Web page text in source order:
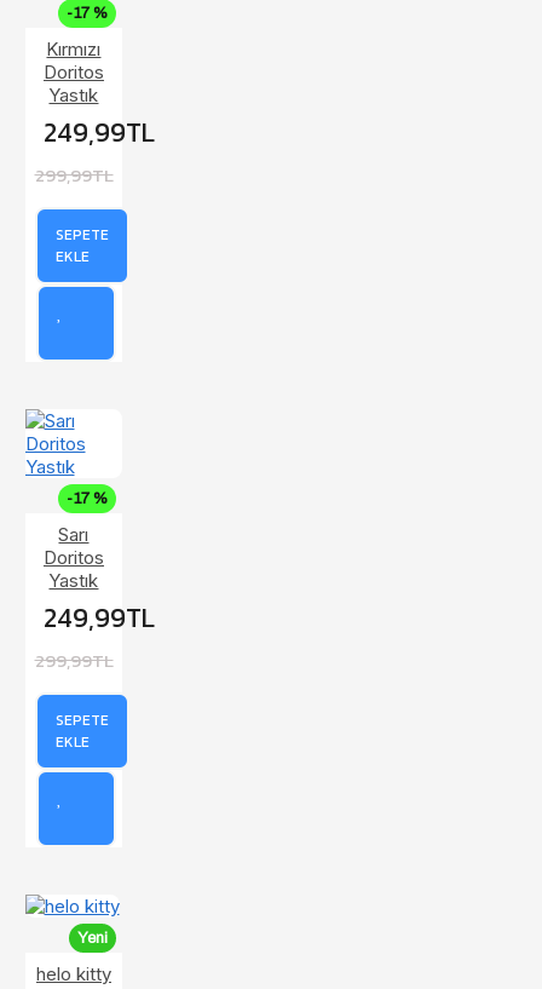
-17 %
Kırmızı
Doritos
Yastık
249,99TL
299,99TL
SEPETE
EKLE
-17 %
Sarı
Doritos
Yastık
249,99TL
299,99TL
SEPETE
EKLE
Yeni
helo kitty